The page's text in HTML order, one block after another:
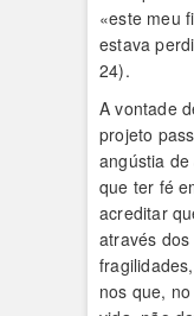
«este meu
estava
24).
A vontade
projeto
angústia
que ter fé
acreditar
através
nos que,